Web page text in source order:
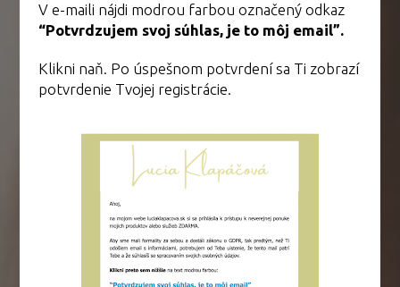
V e-maili nájdi modrou farbou označený odkaz
“Potvrdzujem svoj súhlas, je to môj email”.
Klikni naň. Po úspešnom potvrdení sa Ti zobrazí
potvrdenie Tvojej registrácie.